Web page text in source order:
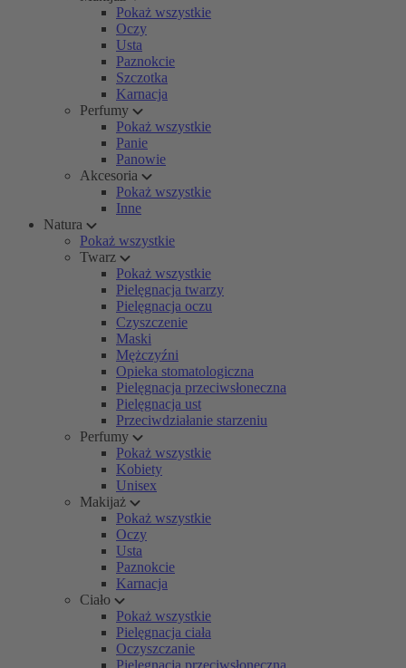
Pokaż wszystkie
Oczy
Usta
Paznokcie
Szczotka
Karnacja
Perfumy
Pokaż wszystkie
Panie
Panowie
Akcesoria
Pokaż wszystkie
Inne
Natura
Pokaż wszystkie
Twarz
Pokaż wszystkie
Pielęgnacja twarzy
Pielęgnacja oczu
Czyszczenie
Maski
Mężczyźni
Opieka stomatologiczna
Pielęgnacja przeciwsłoneczna
Pielęgnacja ust
Przeciwdziałanie starzeniu
Perfumy
Pokaż wszystkie
Kobiety
Unisex
Makijaż
Pokaż wszystkie
Oczy
Usta
Paznokcie
Karnacja
Ciało
Pokaż wszystkie
Pielęgnacja ciała
Oczyszczanie
Pielęgnacja przeciwsłoneczna